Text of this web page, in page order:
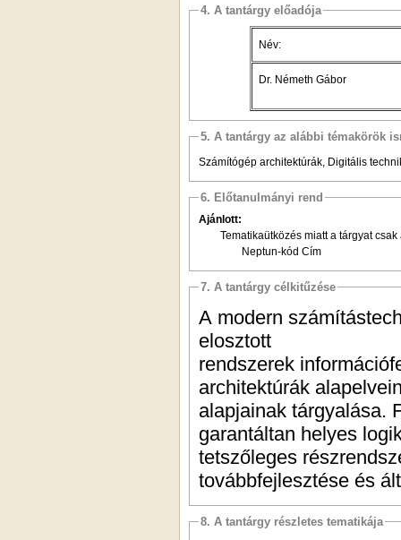
4. A tantárgy előadója
Név:
Dr. Németh Gábor
5. A tantárgy az alábbi témakörök
Számítógép architektúrák, Digitális
6. Előtanulmányi rend
Ajánlott:
Tematikaütközés miatt a tárgyat
Neptun-kód Cím
7. A tantárgy célkitűzése
A modern
elosztott
rendszerek
architektúrák
alapjainak tárgyalása.
garantáltan helyes
tetszőleges
továbbfejlesztése és
8. A tantárgy részletes tematikája